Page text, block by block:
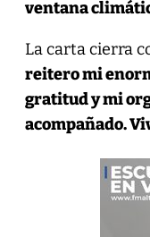
ventana
La carta cierra
reitero mi
gratitud y mi
acompañado.